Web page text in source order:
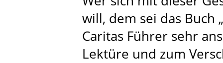
will, dem sei das Buch
Caritas Führer sehr
Lektüre und zum